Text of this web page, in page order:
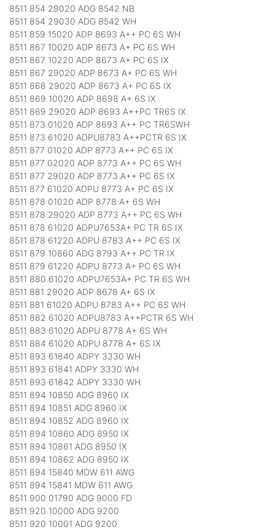
8511 854 29020 ADG 8542 NB
8511 854 29030 ADG 8542 WH
8511 859 15020 ADP 8693 A++ PC 6S WH
8511 867 10020 ADP 8673 A+ PC 6S WH
8511 867 10220 ADP 8673 A+ PC 6S IX
8511 867 29020 ADP 8673 A+ PC 6S WH
8511 868 29020 ADP 8673 A+ PC 6S IX
8511 869 10020 ADP 8698 A+ 6S IX
8511 869 29020 ADP 8693 A++PC TR6S IX
8511 873 01020 ADP 8693 A++ PC TR6SWH
8511 873 61020 ADPU8783 A++PCTR 6S IX
8511 877 01020 ADP 8773 A++ PC 6S IX
8511 877 02020 ADP 8773 A++ PC 6S WH
8511 877 29020 ADP 8773 A++ PC 6S IX
8511 877 61020 ADPU 8773 A+ PC 6S IX
8511 878 01020 ADP 8778 A+ 6S WH
8511 878 29020 ADP 8773 A++ PC 6S WH
8511 878 61020 ADPU7653A+ PC TR 6S IX
8511 878 61220 ADPU 8783 A++ PC 6S IX
8511 879 10860 ADG 8793 A++ PC TR IX
8511 879 61220 ADPU 8773 A+ PC 6S WH
8511 880 61020 ADPU7653A+ PC TR 6S WH
8511 881 29020 ADP 8678 A+ 6S IX
8511 881 61020 ADPU 8783 A++ PC 6S WH
8511 882 61020 ADPU8783 A++PCTR 6S WH
8511 883 61020 ADPU 8778 A+ 6S WH
8511 884 61020 ADPU 8778 A+ 6S IX
8511 893 61840 ADPY 3330 WH
8511 893 61841 ADPY 3330 WH
8511 893 61842 ADPY 3330 WH
8511 894 10850 ADG 8960 IX
8511 894 10851 ADG 8960 IX
8511 894 10852 ADG 8960 IX
8511 894 10860 ADG 8950 IX
8511 894 10861 ADG 8950 IX
8511 894 10862 ADG 8950 IX
8511 894 15840 MDW 611 AWG
8511 894 15841 MDW 611 AWG
8511 900 01790 ADG 9000 FD
8511 920 10000 ADG 9200
8511 920 10001 ADG 9200